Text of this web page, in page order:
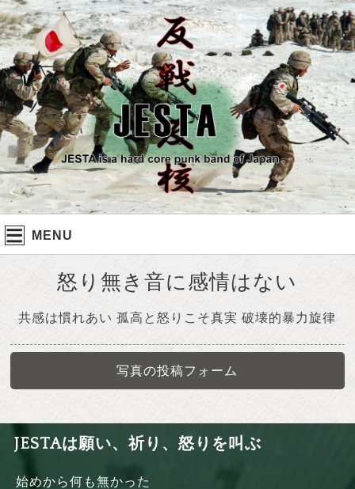
MENU
怒り無き音に感情はない
共感は慣れあい 孤高と怒りこそ真実 破壊的暴力旋律
写真の投稿フォーム
JESTAは願い、祈り、怒りを叫ぶ
始めから何も無かった